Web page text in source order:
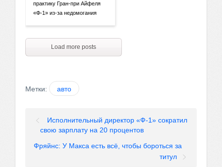
практику Гран-при Айфеля
«Ф-1» из-за недомогания
Load more posts
Метки: авто
Исполнительный директор «Ф-1» сократил
свою зарплату на 20 процентов
Фряйнс: У Макса есть всё, чтобы бороться за
титул